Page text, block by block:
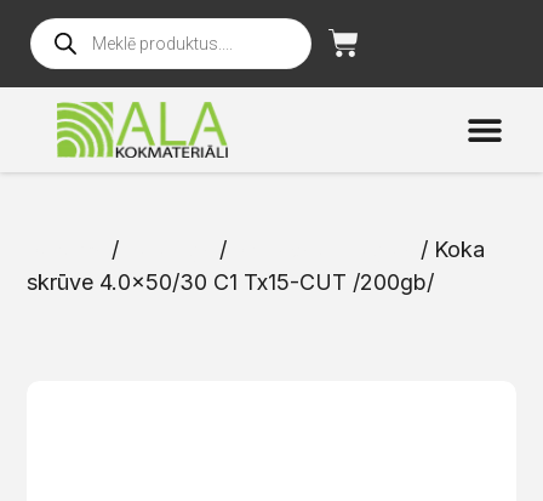
/ /
/ Koka
skrūve 4.0×50/30 C1 Tx15-CUT /200gb/